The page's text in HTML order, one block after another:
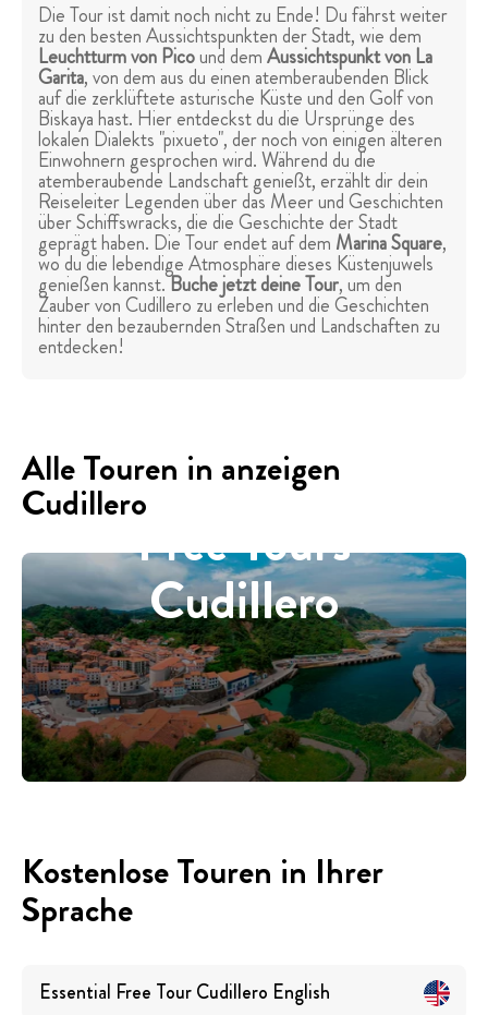
Die Tour ist damit noch nicht zu Ende! Du fährst weiter
zu den besten Aussichtspunkten der Stadt, wie dem
Leuchtturm von Picound demAussichtspunkt von La
Garita, von dem aus du einen atemberaubenden Blick
auf die zerklüftete asturische Küste und den Golf von
Biskaya hast. Hier entdeckst du die Ursprünge des
lokalen Dialekts "pixueto", der noch von einigen älteren
Einwohnern gesprochen wird. Während du die
atemberaubende Landschaft genießt, erzählt dir dein
Reiseleiter Legenden über das Meer und Geschichten
über Schiffswracks, die die Geschichte der Stadt
geprägt haben. Die Tour endet auf dem Marina Square,
wo du die lebendige Atmosphäre dieses Küstenjuwels
genießen kannst.Buche jetzt deine Tour, um den
Zauber von Cudillero zu erleben und die Geschichten
hinter den bezaubernden Straßen und Landschaften zu
entdecken!
Alle Touren in anzeigen
Cudillero
Free Tours
Cudillero
Kostenlose Touren in Ihrer
Sprache
Essential Free Tour Cudillero English